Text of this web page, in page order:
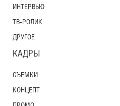
ИНТЕРВЬЮ
ТВ-РОЛИК
ДРУГОЕ
КАДРЫ
СЪЕМКИ
КОНЦЕПТ